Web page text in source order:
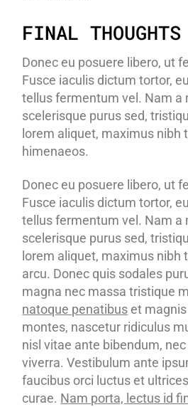
FINAL THOUGHTS
Donec eu posuere libero, ut
Fusce iaculis dictum tortor,
tellus fermentum vel. Nam a
scelerisque purus sed,
lorem aliquet, maximus nibh
himenaeos.
Donec eu posuere libero, ut
Fusce iaculis dictum tortor,
tellus fermentum vel. Nam a
scelerisque purus sed,
lorem aliquet, maximus nibh
arcu. Donec quis sodales
magna nec massa tristique
natoque penatibus et
montes, nascetur ridiculus
nisl vitae ante bibendum,
viverra. Vestibulum ante
faucibus orci luctus et
curae. Nam porta, lectus id